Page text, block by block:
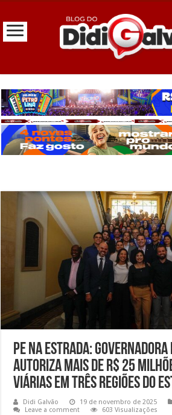
PE na Estrada: governadora
autoriza mais de R$ 25
viárias em três regiões do
Didi Galvão 19 de novembro de 2025
Leave a comment
603 Visualizações